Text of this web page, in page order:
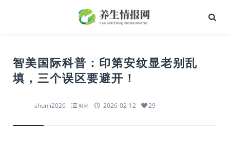
智美国际科普：印第安纹显老别乱
填，三个误区要避开！
shunli2026 时尚 2026-02-12 29